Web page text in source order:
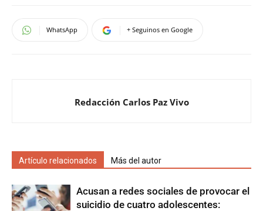
WhatsApp + Seguinos en Google
Redacción Carlos Paz Vivo
Artículo relacionados Más del autor
Acusan a redes sociales de provocar el
suicidio de cuatro adolescentes: